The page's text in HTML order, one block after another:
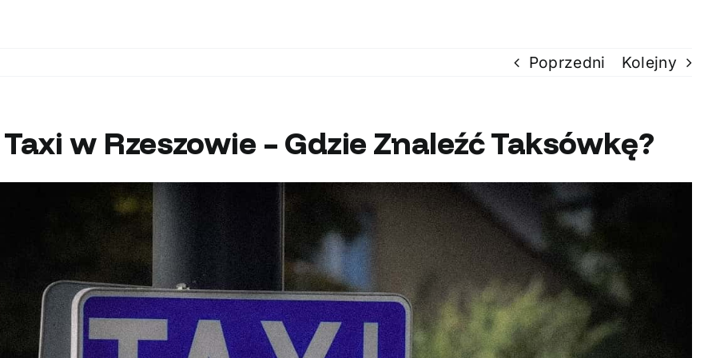
Poprzedni Kolejny
w Rzeszowie – Gdzie Znaleźć Taksówkę?